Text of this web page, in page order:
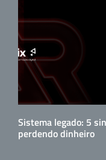
Sistema legado: 5
perdendo dinheiro